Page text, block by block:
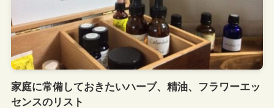
家庭に常備しておきたいハーブ、精油、フラワーエッ
センスのリスト